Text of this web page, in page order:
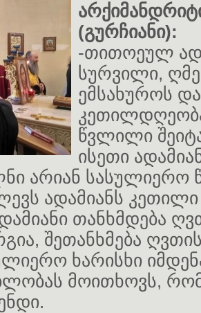
(გურჩიანი):
-თითოეულ
სურვილი,
ემსახუროს
წვლილი
ისეთი
არიან სასულიერო
ადამიანს კეთილი
თანხმდება
შეთანხმება
ხარისხი
მოითხოვს,